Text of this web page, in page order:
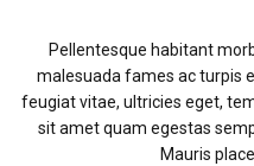
Pellentesque habitant
malesuada fames ac turpis
feugiat vitae, ultricies eget,
sit amet quam egestas
Mauris